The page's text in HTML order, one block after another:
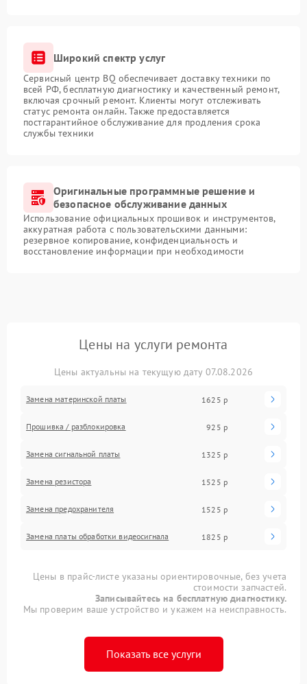
Широкий спектр услуг
Сервисный центр BQ обеспечивает доставку техники по
всей РФ, бесплатную диагностику и качественный ремонт,
включая срочный ремонт. Клиенты могут отслеживать
статус ремонта онлайн. Также предоставляется
постгарантийное обслуживание для продления срока
службы техники
Оригинальные программные решение и
безопасное обслуживание данных
Использование официальных прошивок и инструментов,
аккуратная работа с пользовательскими данными:
резервное копирование, конфиденциальность и
восстановление информации при необходимости
Цены на услуги ремонта
Цены актуальны на текущую дату 07.08.2026
Замена материнской платы 1625 р
Прошивка / разблокировка 925 р
Замена сигнальной платы 1325 р
Замена резистора 1525 р
Замена предохранителя 1525 р
Замена платы обработки видеосигнала 1825 р
Цены в прайс-листе указаны ориентировочные, без учета
стоимости запчастей.
Записывайтесь на бесплатную диагностику.
Мы проверим ваше устройство и укажем на неисправность.
Показать все услуги